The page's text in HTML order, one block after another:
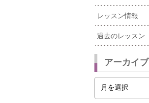
レッスン情報
過去のレッスン
アーカイブ